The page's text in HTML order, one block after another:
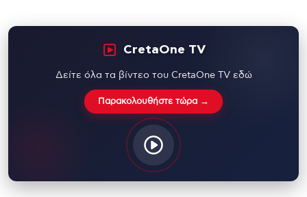
CretaOne TV
Δείτε όλα τα βίντεο του CretaOne TV εδώ
Παρακολουθήστε τώρα →